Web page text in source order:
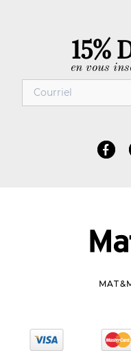
15%
en vous